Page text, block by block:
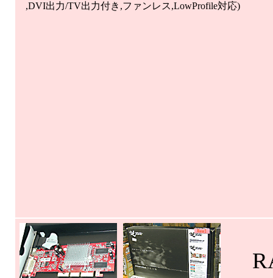
,DVI出力/TV出力付き,ファンレス,LowProfile対応)